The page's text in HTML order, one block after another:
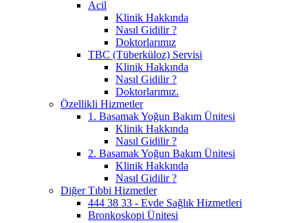
Acil
Klinik Hakkında
Nasıl Gidilir ?
Doktorlarımız
TBC (Tüberküloz) Servisi
Klinik Hakkında
Nasıl Gidilir ?
Doktorlarımız.
Özellikli Hizmetler
1. Basamak Yoğun Bakım Ünitesi
Klinik Hakkında
Nasıl Gidilir ?
2. Basamak Yoğun Bakım Ünitesi
Klinik Hakkında
Nasıl Gidilir ?
Diğer Tıbbi Hizmetler
444 38 33 - Evde Sağlık Hizmetleri
Bronkoskopi Ünitesi